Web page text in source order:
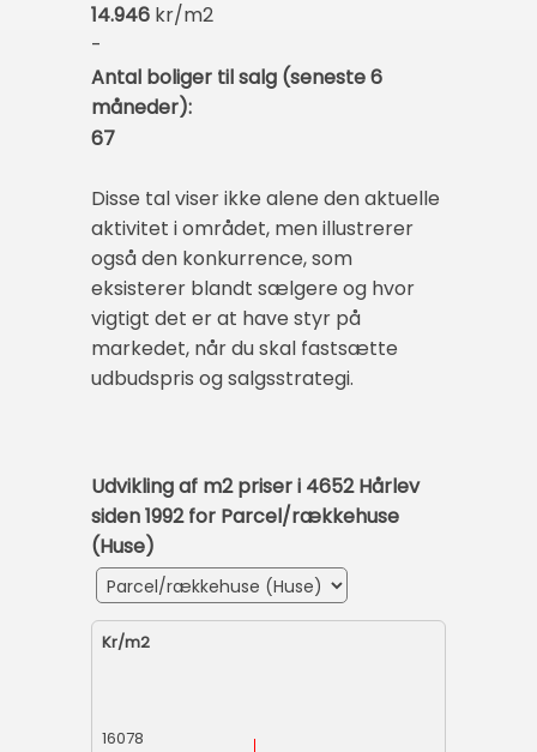
14.946 kr/m2
-
Antal boliger til salg (seneste 6
måneder):
67
Disse tal viser ikke alene den aktuelle
aktivitet i området, men illustrerer
også den konkurrence, som
eksisterer blandt sælgere og hvor
vigtigt det er at have styr på
markedet, når du skal fastsætte
udbudspris og salgsstrategi.
Udvikling af m2 priser i 4652 Hårlev
siden 1992 for Parcel/rækkehuse
(Huse)
Kr/m2
16078